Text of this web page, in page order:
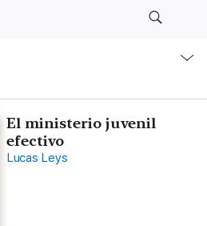
El ministerio juvenil
efectivo
Lucas Leys